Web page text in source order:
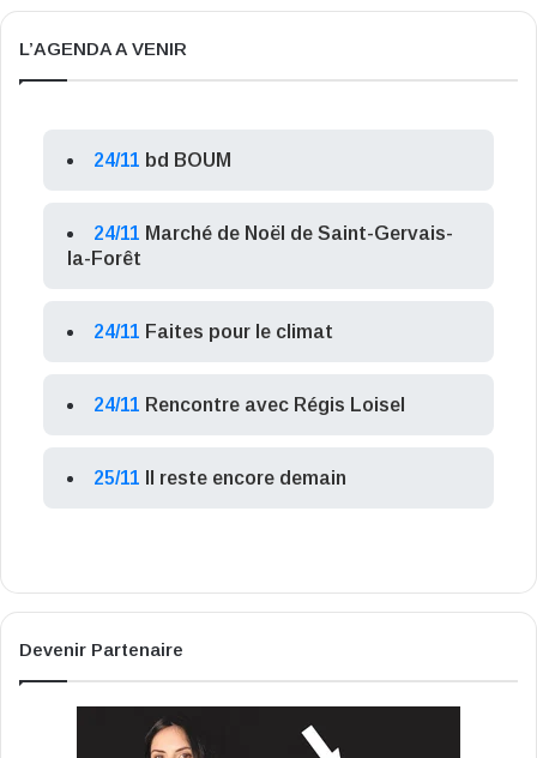
L’AGENDA A VENIR
24/11 bd BOUM
24/11 Marché de Noël de Saint-Gervais-
la-Forêt
24/11 Faites pour le climat
24/11 Rencontre avec Régis Loisel
25/11 Il reste encore demain
Devenir Partenaire